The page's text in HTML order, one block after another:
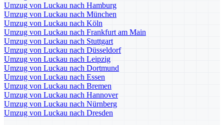
Umzug von Luckau nach Hamburg
Umzug von Luckau nach München
Umzug von Luckau nach Köln
Umzug von Luckau nach Frankfurt am Main
Umzug von Luckau nach Stuttgart
Umzug von Luckau nach Düsseldorf
Umzug von Luckau nach Leipzig
Umzug von Luckau nach Dortmund
Umzug von Luckau nach Essen
Umzug von Luckau nach Bremen
Umzug von Luckau nach Hannover
Umzug von Luckau nach Nürnberg
Umzug von Luckau nach Dresden